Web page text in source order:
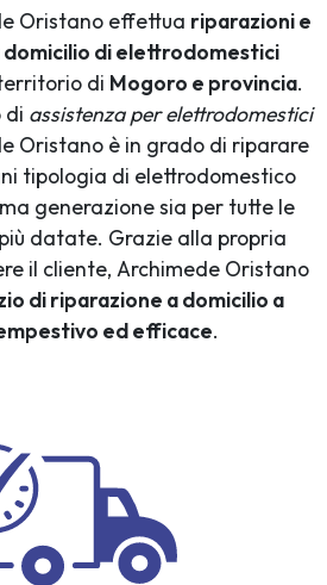
Oristano effettua riparazioni e
di elettrodomestici
di Mogoro e provincia.
di assistenza per elettrodomestici
Oristano è in grado di riparare
tipologia di elettrodomestico
generazione sia per tutte le
datate. Grazie alla propria
il cliente, Archimede Oristano
di riparazione a domicilio a
ed efficace.